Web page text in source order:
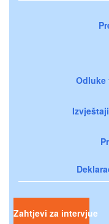
Odluke
Zahtjevi za intervjue